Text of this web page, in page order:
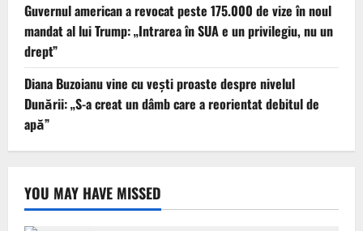
Guvernul american a revocat peste 175.000 de vize în noul
mandat al lui Trump: „Intrarea în SUA e un privilegiu, nu un
drept”
Diana Buzoianu vine cu vești proaste despre nivelul
Dunării: „S-a creat un dâmb care a reorientat debitul de
apă”
YOU MAY HAVE MISSED